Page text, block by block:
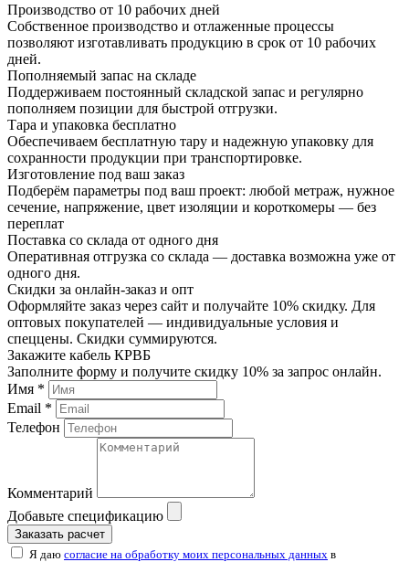
Производство от 10 рабочих дней
Собственное производство и отлаженные процессы
позволяют изготавливать продукцию в срок от 10 рабочих
дней.
Пополняемый запас на складе
Поддерживаем постоянный складской запас и регулярно
пополняем позиции для быстрой отгрузки.
Тара и упаковка бесплатно
Обеспечиваем бесплатную тару и надежную упаковку для
сохранности продукции при транспортировке.
Изготовление под ваш заказ
Подберём параметры под ваш проект: любой метраж, нужное
сечение, напряжение, цвет изоляции и короткомеры — без
переплат
Поставка со склада от одного дня
Оперативная отгрузка со склада — доставка возможна уже от
одного дня.
Скидки за онлайн-заказ и опт
Оформляйте заказ через сайт и получайте 10% скидку. Для
оптовых покупателей — индивидуальные условия и
спеццены. Скидки суммируются.
Закажите кабель КРВБ
Заполните форму и получите скидку 10% за запрос онлайн.
Имя *
Email *
Телефон
Комментарий
Добавьте спецификацию
Заказать расчет
Я даю согласие на обработку моих персональных данных в